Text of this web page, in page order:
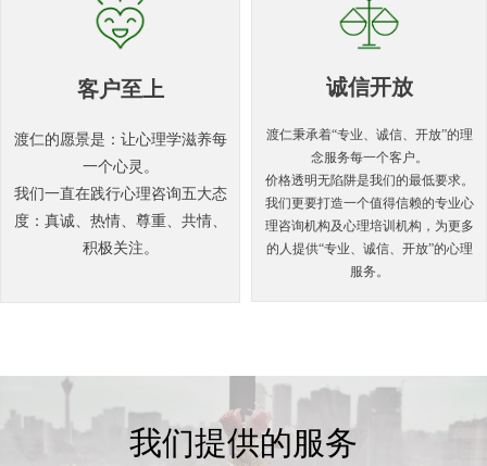
诚信开放
渡仁秉承着“专业、诚信、开放”的理
念服务每一个客户。
价格透明无陷阱是我们的最低要求。
我们更要打造一个值得信赖的专业心
理咨询机构及心理培训机构，为更多
的人提供“专业、诚信、开放”的心理
服务。
客户至上
渡仁的愿景是：让心理学滋养每
一个心灵。
我们一直在践行心理咨询五大态
度：真诚、热情、尊重、共情、
积极关注。
我们提供的服务